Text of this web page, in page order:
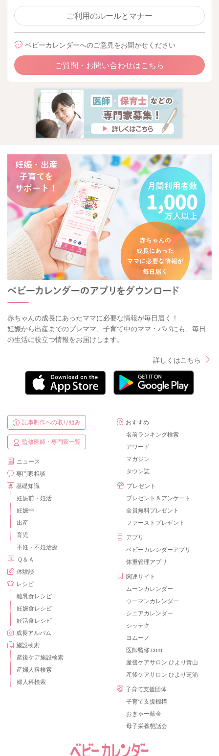
ご利用のルールとマナー
ベビーカレンダーへのご意見をお聞かせください
ご質問・お問い合わせはこちら
赤ちゃんの成長にあったママに必要な情報が毎日届く！
妊娠から出産までのプレママ、子育て中のママ・パパにも、毎日
の生活に役立つ情報をお届けします。
詳しくはこちら
記事制作への取り組み
監修医師・専門家一覧
ニュース
専門家相談
基礎知識
妊娠前・妊活
妊娠中
出産
育児
不妊・不妊治療
Ｑ＆Ａ
体験談
レシピ
離乳食レシピ
妊娠食レシピ
妊活食レシピ
成長アルバム
施設検索
産後ケア施設検索
産婦人科検索
婦人科検索
おすすめ
名前ランキング検索
アワード
マガジン
タウン誌
プレゼント
プレゼント＆アンケート
全員無料プレゼント
ファーストプレゼント
アプリ
ベビーカレンダーアプリ
体重管理アプリ
関連サイト
ムーンカレンダー
ウーマンカレンダー
シニアカレンダー
シッテク
ヨムーノ
医師監修.com
産後ケアサロン ひより青山
産後ケアサロン ひより芝浦
子育て支援団体
子育て支援機構
おぎゃー献金
母子栄養懇話会